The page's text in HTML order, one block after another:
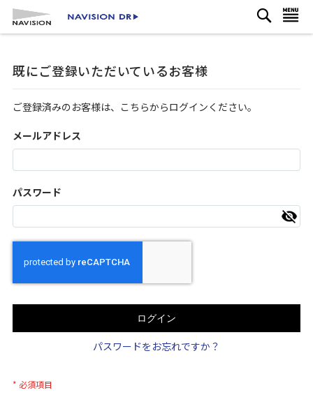
コ
ン
ツ
ス
ッ
プ
検
索
既にご登録いただいているお客様
ご登録済みのお客様は、こちらからログインください。
メールアドレス
パスワード
ログイン
パスワードをお忘れですか？